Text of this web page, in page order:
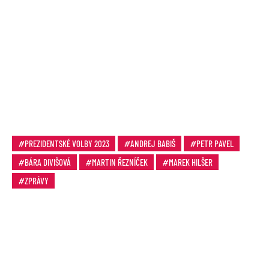
PREZIDENTSKÉ VOLBY 2023 ANDREJ BABIŠ
PETR PAVEL
BÁRA DIVIŠOVÁ
MARTIN ŘEZNÍČEK
MAREK HILŠER
ZPRÁVY